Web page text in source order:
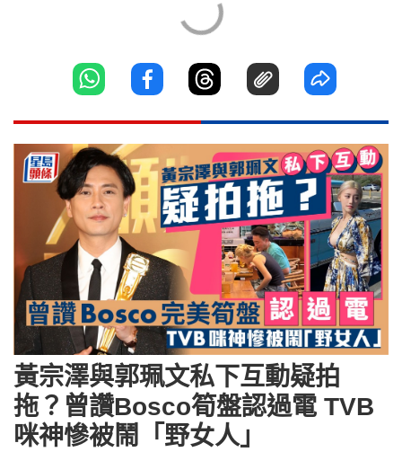
黃宗澤與郭珮文私下互動疑拍
拖？曾讚Bosco筍盤認過電 TVB
咪神慘被鬧「野女人」